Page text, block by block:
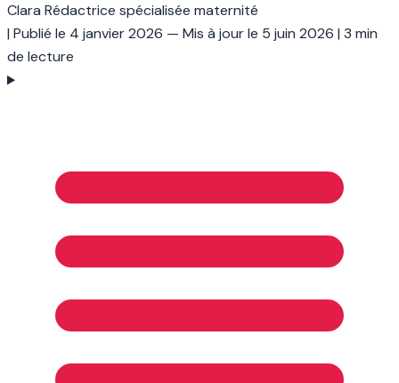
Clara Rédactrice spécialisée maternité
| Publié le 4 janvier 2026 — Mis à jour le 5 juin 2026 | 3 min
de lecture